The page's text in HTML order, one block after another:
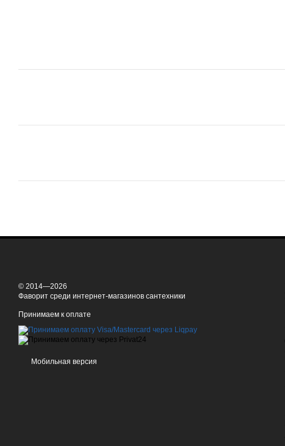
© 2014—2026
Фаворит среди интернет-магазинов сантехники
Принимаем к оплате
Мобильная версия